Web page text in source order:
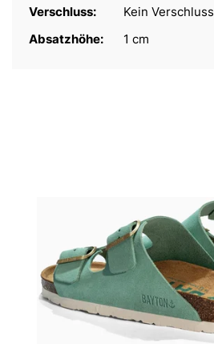
Verschluss:
Kein Verschluss
Absatzhöhe:
1 cm